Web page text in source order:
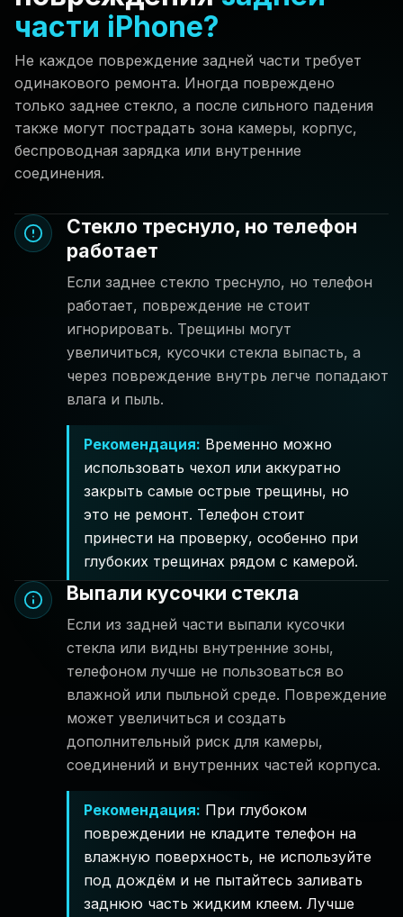
части iPhone?
Не каждое повреждение задней части требует
одинакового ремонта. Иногда повреждено
только заднее стекло, а после сильного падения
также могут пострадать зона камеры, корпус,
беспроводная зарядка или внутренние
соединения.
Стекло треснуло, но телефон
работает
Если заднее стекло треснуло, но телефон
работает, повреждение не стоит
игнорировать. Трещины могут
увеличиться, кусочки стекла выпасть, а
через повреждение внутрь легче попадают
влага и пыль.
Рекомендация: Временно можно
использовать чехол или аккуратно
закрыть самые острые трещины, но
это не ремонт. Телефон стоит
принести на проверку, особенно при
глубоких трещинах рядом с камерой.
Выпали кусочки стекла
Если из задней части выпали кусочки
стекла или видны внутренние зоны,
телефоном лучше не пользоваться во
влажной или пыльной среде. Повреждение
может увеличиться и создать
дополнительный риск для камеры,
соединений и внутренних частей корпуса.
Рекомендация: При глубоком
повреждении не кладите телефон на
влажную поверхность, не используйте
под дождём и не пытайтесь заливать
заднюю часть жидким клеем. Лучше